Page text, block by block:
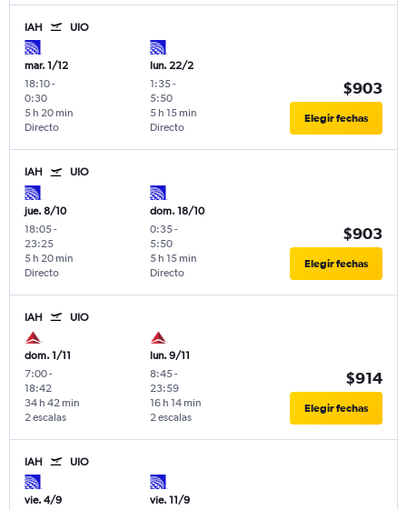
IAH UIO
mar. 1/12
18:10-
0:30
Directo
5 h 20 min
lun. 22/2
1:35-
5:50
Directo
5 h 15 min
$903
Elegir fechas
IAH UIO
jue. 8/10
18:05-
23:25
Directo
5 h 20 min
dom. 18/10
0:35-
5:50
Directo
5 h 15 min
$903
Elegir fechas
IAH UIO
dom. 1/11
7:00-
18:42
2 escalas
34 h 42 min
lun. 9/11
8:45-
23:59
2 escalas
16 h 14 min
$914
Elegir fechas
IAH UIO
vie. 4/9
vie. 11/9